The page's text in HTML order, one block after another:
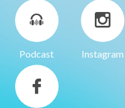
Podcast Instagram